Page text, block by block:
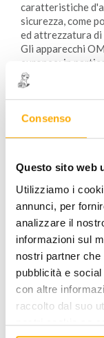
Consenso
Questo sito web
Utilizziamo i
annunci, per
analizzare il
informazioni sul
nostri partner
pubblicità e
con altre
raccolto dal suo
nostri cookie se
caratteristiche
sicurezza, come
ed attrezzatura di
Gli apparecchi
europee; in
commercializzati
alla norma
www.omcn.it